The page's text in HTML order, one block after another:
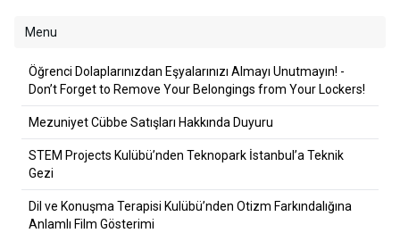
Menu
Öğrenci Dolaplarınızdan Eşyalarınızı Almayı Unutmayın! -
Don’t Forget to Remove Your Belongings from Your Lockers!
Mezuniyet Cübbe Satışları Hakkında Duyuru
STEM Projects Kulübü’nden Teknopark İstanbul’a Teknik
Gezi
Dil ve Konuşma Terapisi Kulübü’nden Otizm Farkındalığına
Anlamlı Film Gösterimi